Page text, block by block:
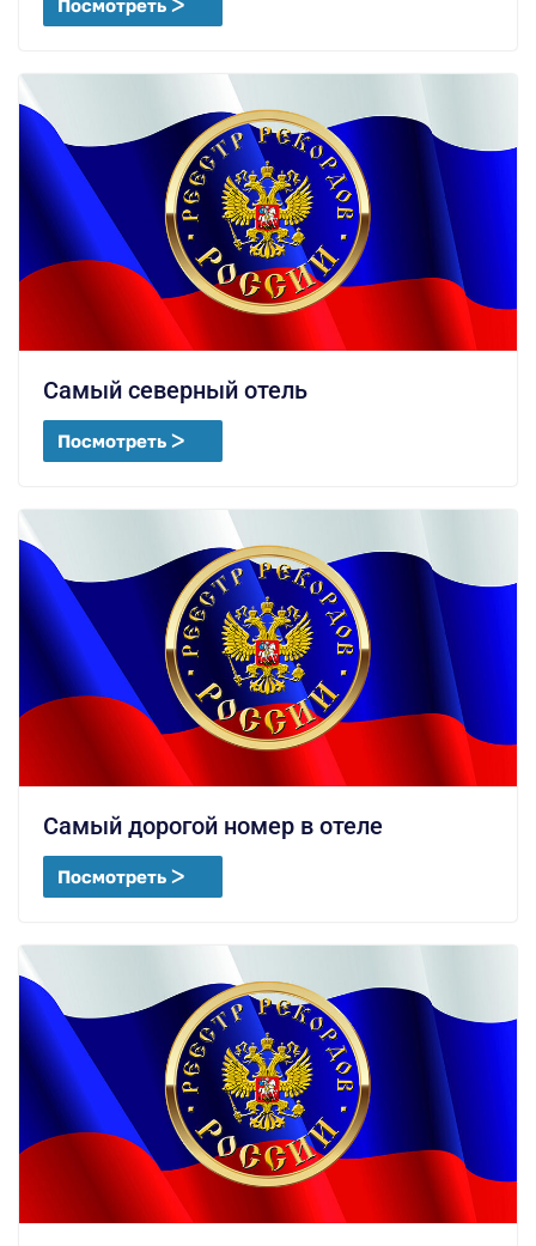
Самый северный отель
Посмотреть ᐳ
Самый дорогой номер в отеле
Посмотреть ᐳ